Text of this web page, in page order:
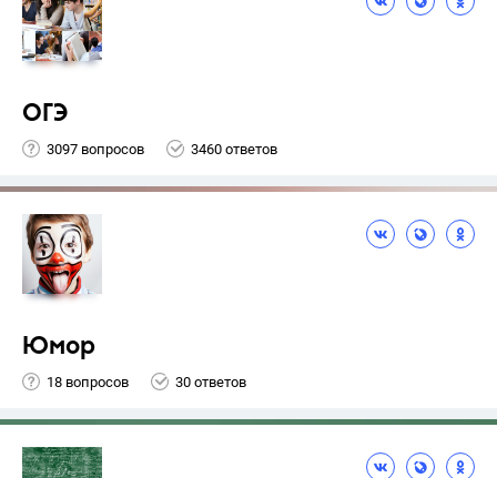
ОГЭ
3097 вопросов 3460 ответов
Юмор
18 вопросов 30 ответов